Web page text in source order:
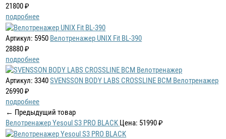
21800 ₽
подробнее
Артикул: 5950 Велотренажер UNIX Fit BL-390
28880 ₽
подробнее
Артикул: 3340SVENSSON BODY LABS CROSSLINE BCM Велотренажер
26990 ₽
подробнее
← Предыдущий товар
Велотренажер Yesoul S3 PRO BLACK Цена: 51990 ₽